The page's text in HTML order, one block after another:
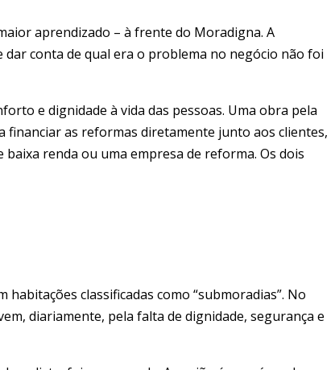
aprendizado – à frente do Moradigna. A
conta de qual era o problema no negócio não foi
e dignidade à vida das pessoas. Uma obra pela
financiar as reformas diretamente junto aos clientes,
baixa renda ou uma empresa de reforma. Os dois
classificadas como “submoradias”. No
diariamente, pela falta de dignidade, segurança e